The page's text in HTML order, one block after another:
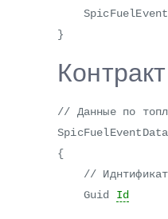
}
// Данные по
SpicFuelEventData
{
//
Guid Id